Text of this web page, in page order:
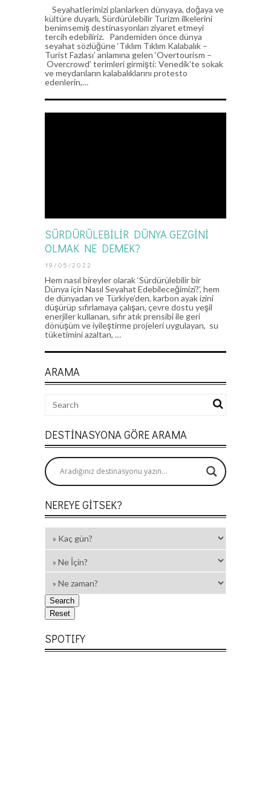
Seyahatlerimizi planlarken dünyaya, doğaya ve
kültüre duyarlı, Sürdürülebilir Turizm ilkelerini
benimsemiş destinasyonları ziyaret etmeyi
tercih edebiliriz. Pandemiden önce dünya
seyahat sözlüğüne ‘Tıklım Tıklım Kalabalık –
Turist Fazlası’ anlamına gelen ‘Overtourism –
Overcrowd’ terimleri girmişti: Venedik’te sokak
ve meydanların kalabalıklarını protesto
edenlerin,…
SÜRDÜRÜLEBİLİR DÜNYA GEZGİNİ
OLMAK NE DEMEK?
19/05/2022
Hem nasıl bireyler olarak ‘Sürdürülebilir bir
Dünya için Nasıl Seyahat Edebileceğimizi?’, hem
de dünyadan ve Türkiye’den, karbon ayak izini
düşürüp sıfırlamaya çalışan, çevre dostu yeşil
enerjiler kullanan, sıfır atık prensibi ile geri
dönüşüm ve iyileştirme projeleri uygulayan, su
tüketimini azaltan, …
ARAMA
DESTINASYONA GÖRE ARAMA
NEREYE GITSEK?
SPOTIFY